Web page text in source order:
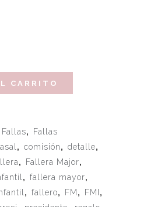
CARRITO
Fallas,
Fallas
, comisión, detalle,
, Fallera Major,
, fallera mayor,
, fallero, FM , FMI ,